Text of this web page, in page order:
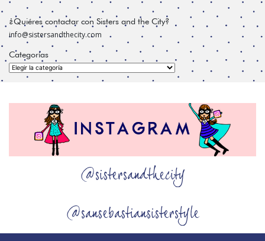
¿Quiéres contactar con Sisters and the City?
info@sistersandthecity.com
Categorías
Categorías
@sistersandthecity
@sansebastiansisterstyle